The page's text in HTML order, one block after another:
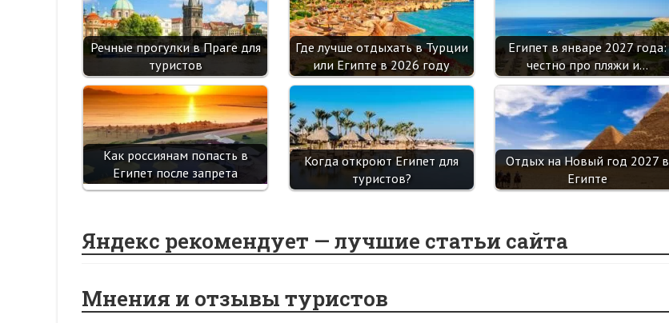
Речные прогулки в Праге для
туристов
Где лучше отдыхать в Турции
или Египте в 2026 году
Египет в январе 2027 года:
честно про пляжи и…
Как россиянам попасть в
Египет после запрета
Когда откроют Египет для
туристов?
Отдых на Новый год 2027 в
Египте
Яндекс рекомендует — лучшие статьи сайта
Мнения и отзывы туристов